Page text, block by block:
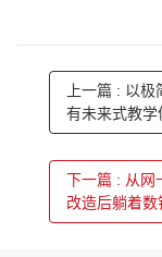
上一篇 : 以
有未来式教学
下一篇 : 从网
改造后躺着数